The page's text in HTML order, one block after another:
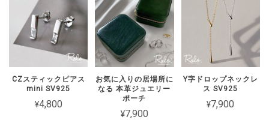
【Roloアクセサリー】ギフトラッピング ivory
ワインレッド（期間限定）
2026/02/15
2週間経たずでチェーンがちぎれてしまった 彼女とお揃いで買ったの
に残念です
CZスティックピアス
mini SV925
¥4,800
お気に入りの居場所に
なる 本革ジュエリー
ポーチ
¥7,900
Y字ドロップネックレ
ス SV925
¥7,900